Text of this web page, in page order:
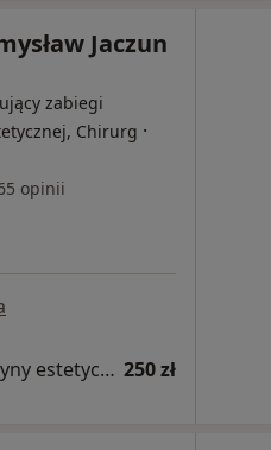
Jaczun
zabiegi
Chirurg ·
opinii
Konsultacja z zakresu medycyny estetycznej 250 zł